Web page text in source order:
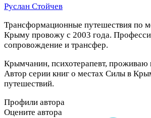
Руслан Стойчев
Трансформационные путешествия по
Крыму провожу с 2003 года.
сопровождение и трансфер.
Крымчанин, психотерапевт, проживаю
Автор серии книг о местах Силы в
путешествий.
Профили автора
Оцените автора